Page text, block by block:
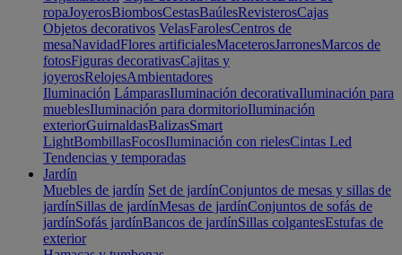
ropaJoyerosBiombosCestasBaúlesRevisterosCajas
Objetos decorativos VelasFarolesCentros de
mesaNavidadFlores artificialesMaceterosJarronesMarcos de
fotosFiguras decorativasCajitas y
joyerosRelojesAmbientadores
Iluminación LámparasIluminación decorativaIluminación para
mueblesIluminación para dormitorioIluminación
exteriorGuirnaldasBalizasSmart
LightBombillasFocosIluminación con rielesCintas Led
Tendencias y temporadas
Jardín
Muebles de jardín Set de jardínConjuntos de mesas y sillas de
jardínSillas de jardínMesas de jardínConjuntos de sofás de
jardínSofás jardínBancos de jardínSillas colgantesEstufas de
exterior